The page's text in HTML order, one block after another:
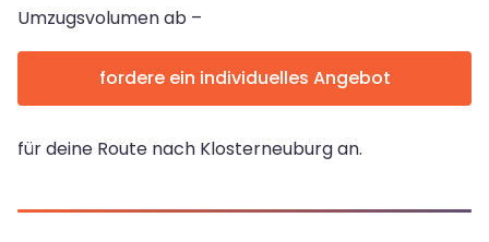
Umzugsvolumen ab –
fordere ein individuelles Angebot
für deine Route nach Klosterneuburg an.